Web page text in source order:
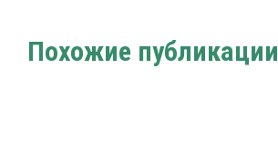
Похожие публикации